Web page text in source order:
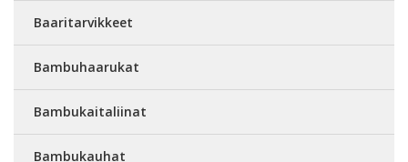
Baaritarvikkeet
Bambuhaarukat
Bambukaitaliinat
Bambukauhat